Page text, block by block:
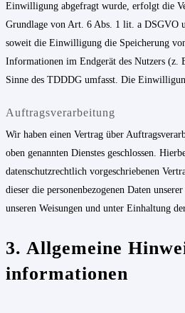
Einwilligung abgefragt wurde, erfolgt die
Grundlage von Art. 6 Abs. 1 lit. a DSGVO
soweit die Einwilligung die Speicherung
Informationen im Endgerät des Nutzers
Sinne des TDDDG umfasst. Die
Auftragsverarbeitung
Wir haben einen Vertrag über
oben genannten Dienstes geschlossen.
datenschutzrechtlich vorgeschriebenen
dieser die personenbezogenen Daten
unseren Weisungen und unter Einhaltung
3. Allgemeine
informationen